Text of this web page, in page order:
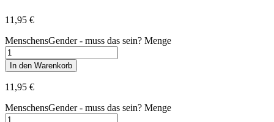
11,95 €
MenschensGender - muss das sein? Menge
In den Warenkorb
11,95 €
MenschensGender - muss das sein? Menge